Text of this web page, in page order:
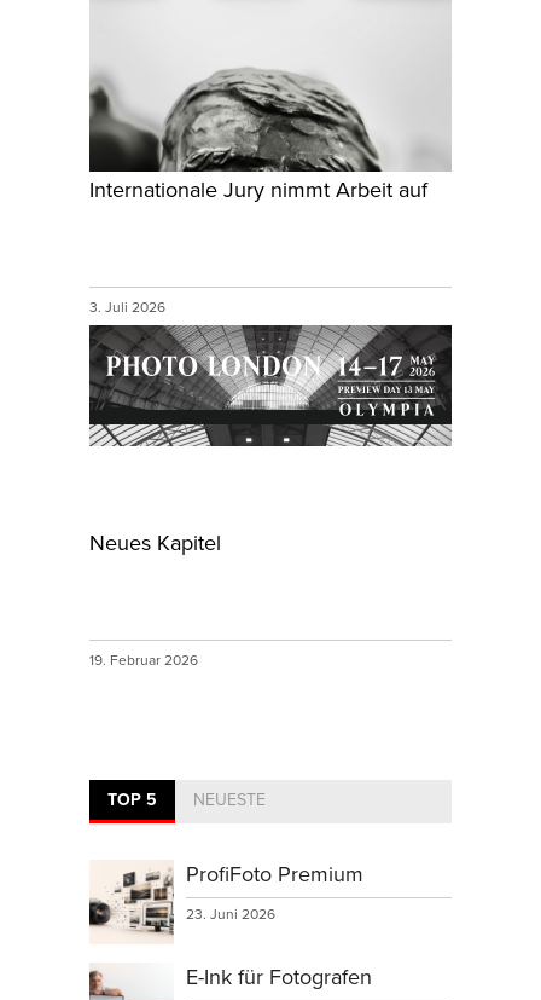
Internationale Jury nimmt Arbeit auf
3. Juli 2026
Neues Kapitel
19. Februar 2026
TOP 5 NEUESTE
ProfiFoto Premium
23. Juni 2026
E-Ink für Fotografen